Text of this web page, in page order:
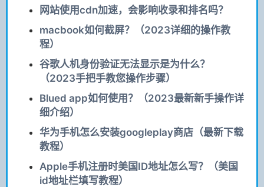
网站使用cdn加速，会影响收录和排名吗？
macbook如何截屏？（2023详细的操作教
程）
谷歌人机身份验证无法显示是为什么？
（2023手把手教您操作步骤）
Blued app如何使用？（2023最新新手操作详
细介绍）
华为手机怎么安装googleplay商店（最新下载
教程）
Apple手机注册时美国ID地址怎么写？（美国
id地址栏填写教程）